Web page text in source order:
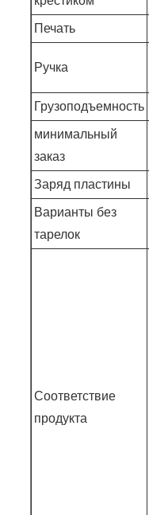
Печать
Ручка
Грузоподъемность
минимальный
заказ
Заряд пластины
Варианты без
тарелок
Соответствие
продукта